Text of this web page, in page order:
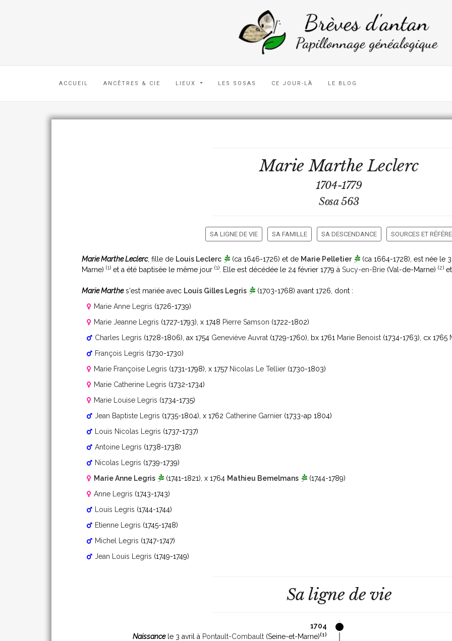
ACCUEIL ANCÊTRES & CIE LIEUX LES SOSAS CE JOUR-LÀ LE BLOG
Marie MartheLeclerc
1704-1779
Sosa 563
SA LIGNE DE VIE SA FAMILLE SA DESCENDANCE SOURCES ET
Marie Marthe Leclerc, fille de Louis Leclerc (ca 1646-1726) et de Marie Pelletier (ca 1664-1728) , est née le
Marne) (1) et a été baptisée le même jour (1) . Elle est décédée le 24 février 1779 à Sucy-en-Brie (Val-de-Marne) (2)
Marie Marthes'est mariée avec Louis Gilles Legris (1703-1768) avant 1726, dont :
Marie Anne Legris (1726-1739)
Marie Jeanne Legris (1727-1793) , x 1748 Pierre Samson (1722-1802)
Charles Legris (1728-1806) , ax 1754 Geneviève Auvrat (1729-1760) , bx 1761 Marie Benoist (1734-1763) , cx 1765
François Legris (1730-1730)
Marie Françoise Legris (1731-1798) , x 1757 Nicolas Le Tellier (1730-1803)
Marie Catherine Legris (1732-1734)
Marie Louise Legris (1734-1735)
Jean Baptiste Legris (1735-1804) , x 1762 Catherine Garnier (1733-ap 1804)
Louis Nicolas Legris (1737-1737)
Antoine Legris (1738-1738)
Nicolas Legris (1739-1739)
Marie Anne Legris
(1741-1821) , x 1764 Mathieu Bemelmans
(1744-1789)
Anne Legris (1743-1743)
Louis Legris (1744-1744)
Etienne Legris (1745-1748)
Michel Legris (1747-1747)
Jean Louis Legris (1749-1749)
Sa ligne de vie
1704
Naissancele 3 avril à Pontault-Combault (Seine-et-Marne)(1)